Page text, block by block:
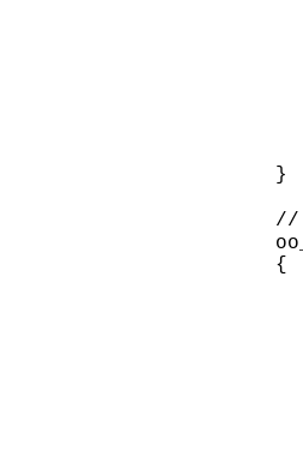
//
//
}
//
{
//
//